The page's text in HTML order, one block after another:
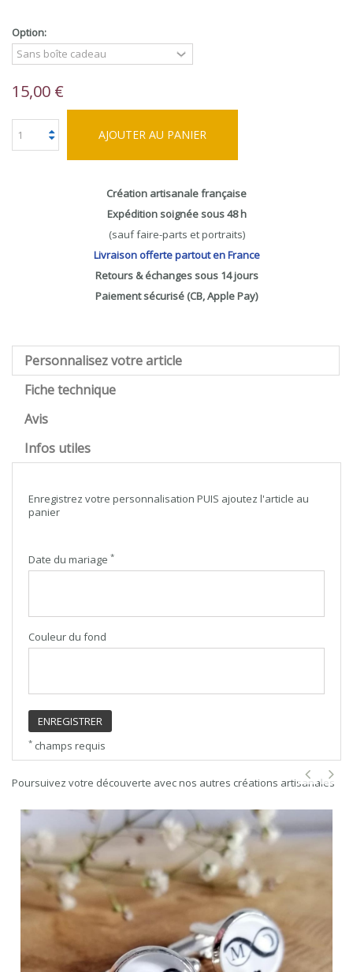
Option:
15,00 €
AJOUTER AU PANIER
Création artisanale française
Expédition soignée sous 48 h
(sauf faire-parts et portraits)
Livraison offerte partout en France
Retours & échanges sous 14 jours
Paiement sécurisé (CB, Apple Pay)
Personnalisez votre article
Fiche technique
Avis
Infos utiles
Enregistrez votre personnalisation PUIS ajoutez l'article au
panier
Date du mariage *
Couleur du fond
ENREGISTRER
* champs requis
Poursuivez votre découverte avec nos autres créations artisanales